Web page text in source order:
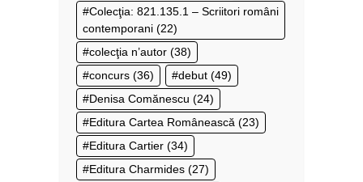
Colecţia: 821.135.1 – Scriitori români
contemporani (22)
colecţia n’autor (38)
concurs (36) debut (49)
Denisa Comănescu (24)
Editura Cartea Românească (23)
Editura Cartier (34)
Editura Charmides (27)